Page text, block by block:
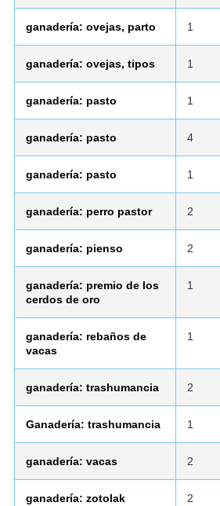
ganadería: ovejas, parto 1
ganadería: ovejas, tipos 1
ganadería: pasto 1
ganadería: pasto 4
ganadería: pasto 1
ganadería: perro pastor 2
ganadería: pienso 2
ganadería: premio de los
cerdos de oro
1
ganadería: rebaños de
vacas
1
ganadería: trashumancia 2
Ganadería: trashumancia 1
ganadería: vacas 2
ganadería: zotolak 2